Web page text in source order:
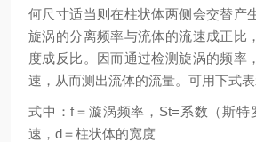
何尺寸适当则在柱状体两侧会交替产
旋涡的分离频率与流体的流速成正比
度成反比。因而通过检测旋涡的频率
速，从而测出流体的流量。可用下式表
式中：f＝漩涡频率，St=系数（斯特
速，d＝柱状体的宽度